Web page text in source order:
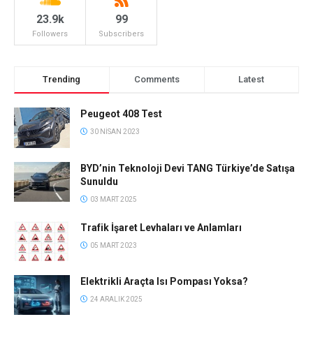
23.9k
Followers
99
Subscribers
Trending Comments Latest
Peugeot 408 Test
30 NISAN 2023
BYD’nin Teknoloji Devi TANG Türkiye’de Satışa
Sunuldu
03 MART 2025
Trafik İşaret Levhaları ve Anlamları
05 MART 2023
Elektrikli Araçta Isı Pompası Yoksa?
24 ARALIK 2025